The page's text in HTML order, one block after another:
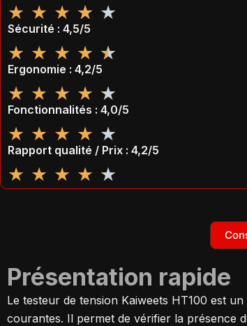
★ ★ ★ ★ ★
Sécurité : 4,5/5
★ ★ ★ ★ ★
Ergonomie : 4,2/5
★ ★ ★ ★ ★
Fonctionnalités : 4,0/5
★ ★ ★ ★ ★
Rapport qualité / Prix : 4,2/5
★ ★ ★ ★ ★
Présentation rapide
Le testeur de tension Kaiweets HT100 est
courantes. Il permet de vérifier la présence